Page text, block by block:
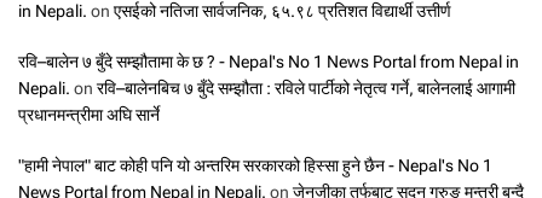
in Nepali. on एसईको नतिजा सार्वजनिक, ६५.९८ प्रतिशत विद्यार्थी उत्तीर्ण
रवि–बालेन ७ बुँदे सम्झौतामा के छ ? - Nepal's No 1 News Portal from Nepal in
Nepali. on रवि–बालेनबिच ७ बुँदे सम्झौता : रविले पार्टीको नेतृत्व गर्ने, बालेनलाई आगामी
प्रधानमन्त्रीमा अघि सार्ने
"हामी नेपाल" बाट कोही पनि यो अन्तरिम सरकारको हिस्सा हुने छैन - Nepal's No 1
News Portal from Nepal in Nepali. on जेनजीका तर्फबाट सुदन गुरुङ मन्त्री बन्दै